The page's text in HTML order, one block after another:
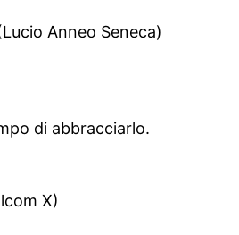
Anneo Seneca)
di abbracciarlo.
X)